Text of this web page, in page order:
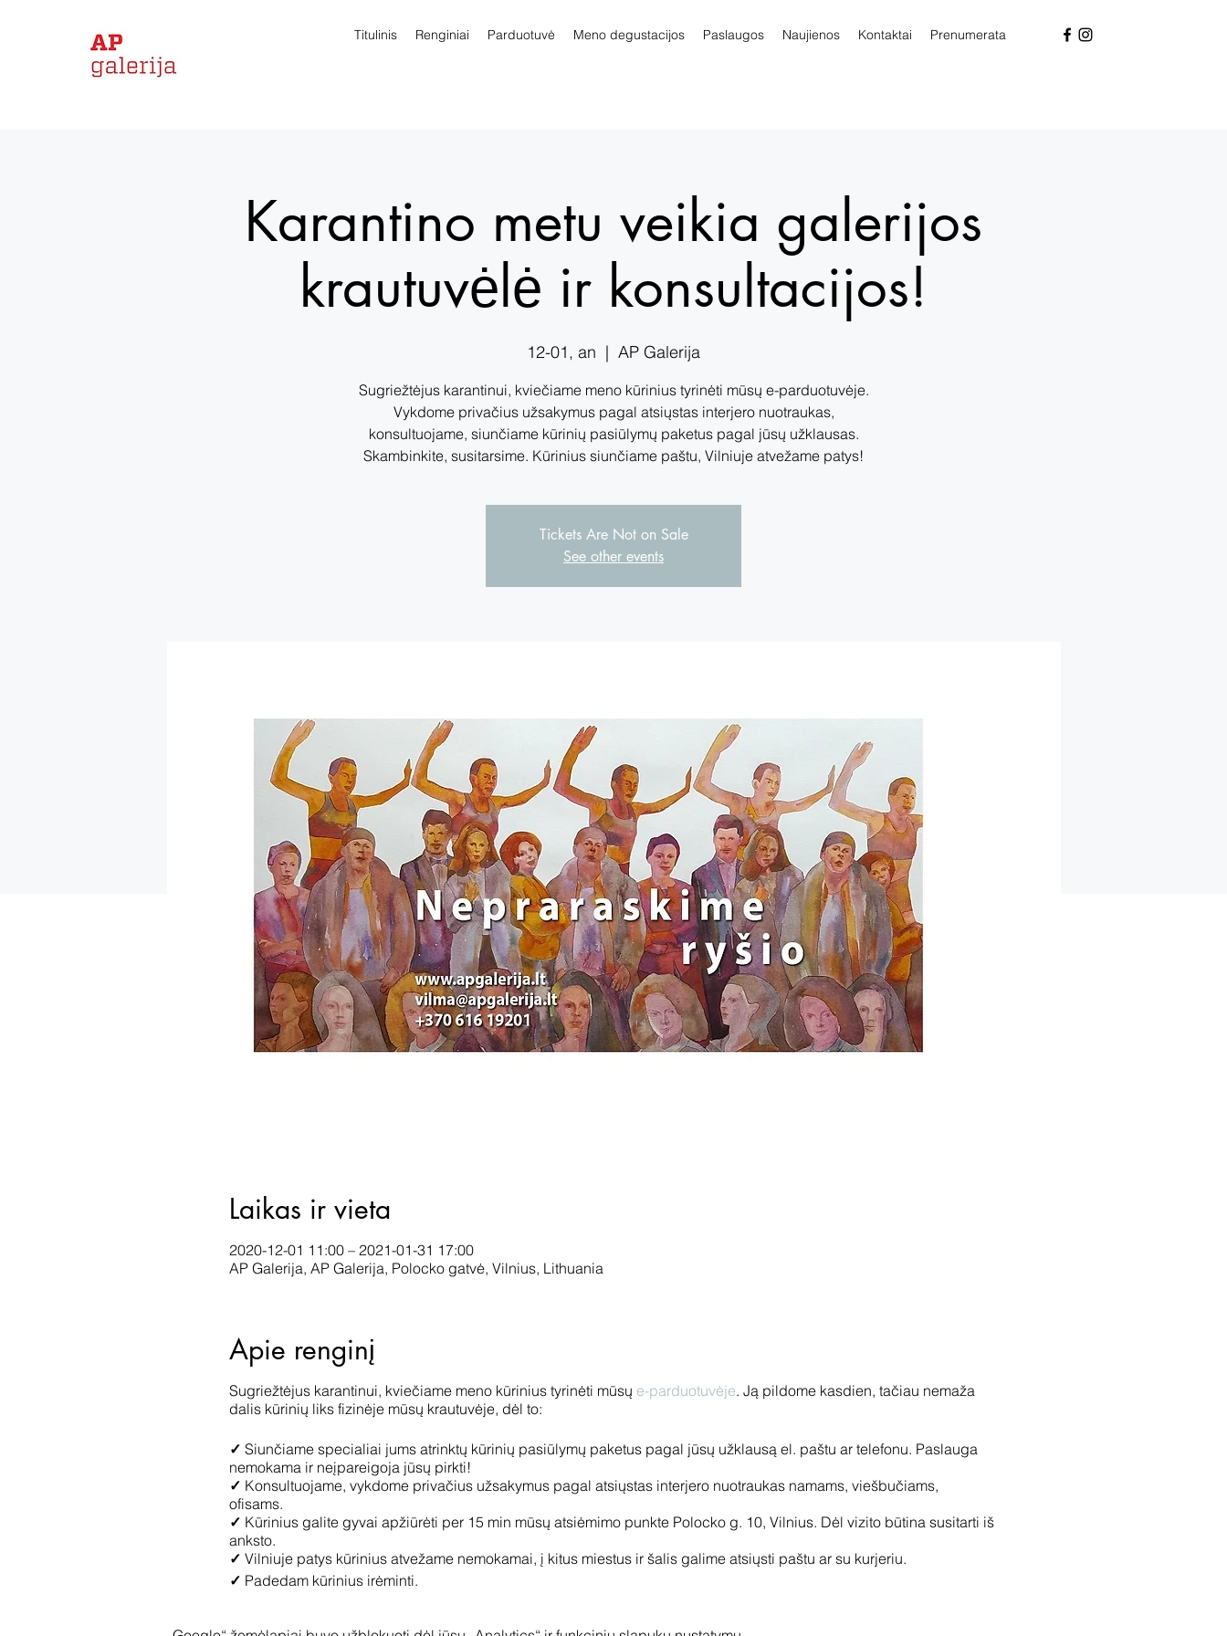
Titulinis Renginiai Parduotuvė Meno degustacijos Paslaugos Naujienos Kontaktai Prenumerata
Karantino metu veikia galerijos
krautuvėlė ir konsultacijos!
12-01, an
  |
AP Galerija
Sugriežtėjus karantinui, kviečiame meno kūrinius tyrinėti mūsų e-parduotuvėje.
Vykdome privačius užsakymus pagal atsiųstas interjero nuotraukas,
konsultuojame, siunčiame kūrinių pasiūlymų paketus pagal jūsų užklausas.
Skambinkite, susitarsime. Kūrinius siunčiame paštu, Vilniuje atvežame patys!
Tickets Are Not on Sale
See other events
Laikas ir vieta
2020-12-01 11:00 – 2021-01-31 17:00
AP Galerija, AP Galerija, Polocko gatvė, Vilnius, Lithuania
Apie renginį
Sugriežtėjus karantinui, kviečiame meno kūrinius tyrinėti mūsų e-parduotuvėje. Ją pildome kasdien, tačiau nemaža
dalis kūrinių liks fizinėje mūsų krautuvėje, dėl to:
✓ Siunčiame specialiai jums atrinktų kūrinių pasiūlymų paketus pagal jūsų užklausą el. paštu ar telefonu. Paslauga
nemokama ir neįpareigoja jūsų pirkti!
✓ Konsultuojame, vykdome privačius užsakymus pagal atsiųstas interjero nuotraukas namams, viešbučiams,
ofisams.
✓ Kūrinius galite gyvai apžiūrėti per 15 min mūsų atsiėmimo punkte Polocko g. 10, Vilnius. Dėl vizito būtina susitarti iš
anksto.
✓ Vilniuje patys kūrinius atvežame nemokamai, į kitus miestus ir šalis galime atsiųsti paštu ar su kurjeriu.
✓ Padedam kūrinius įrėminti.